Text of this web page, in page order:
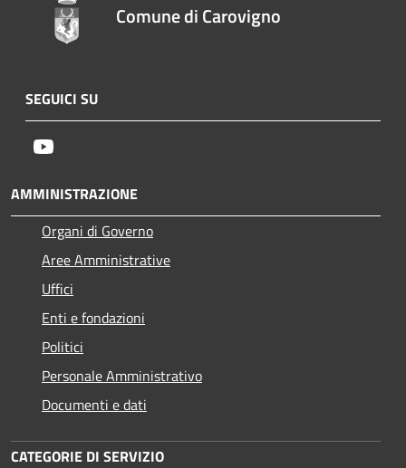
Comune di Carovigno
SEGUICI SU
AMMINISTRAZIONE
Organi di Governo
Aree Amministrative
Uffici
Enti e fondazioni
Politici
Personale Amministrativo
Documenti e dati
CATEGORIE DI SERVIZIO